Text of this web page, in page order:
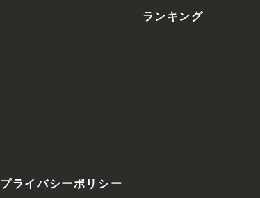
ランキング
プライバシーポリシー